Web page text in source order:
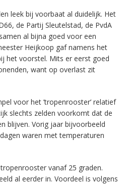
leek bij voorbaat al duidelijk. Het
de Partij Sleutelstad, de PvdA
al bijna goed voor een
Heijkoop gaf namens het
het voorstel. Mits er eerst goed
want op overlast zit
voor het ’tropenrooster’ relatief
slechts zelden voorkomt dat de
blijven. Vorig jaar bijvoorbeeld
waren met temperaturen
vanaf 25 graden.
al eerder in. Voordeel is volgens